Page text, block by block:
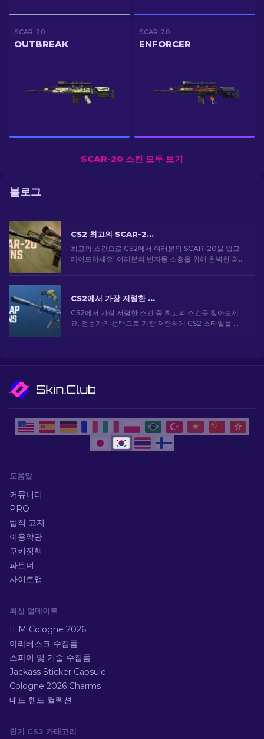
SCAR-20
OUTBREAK
SCAR-20
ENFORCER
SCAR-20 스킨 모두 보기
블로그
CS2 최고의 SCAR-20 스킨: 게이머의 선택 [2026]
최고의 스킨으로 CS2에서 여러분의 SCAR-20을 업그
레이드하세요! 여러분의 반자동 소총을 위해 완벽한 외
CS2에서 가장 저렴한 스킨 [2026]
CS2에서 가장 저렴한 스킨 중 최고의 스킨을 찾아보세
요. 전문가의 선택으로 가장 저렴하게 CS2 스타일을 업
도움말
커뮤니티
PRO
법적 고지
이용약관
쿠키정책
파트너
사이트맵
최신 업데이트
IEM Cologne 2026
아라베스크 수집품
스파이 및 기술 수집품
Jackass Sticker Capsule
Cologne 2026 Charms
데드 핸드 컬렉션
인기 CS2 카테고리